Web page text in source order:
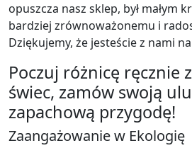
opuszcza nasz sklep, był małym
bardziej zrównoważonemu i
Dziękujemy, że jesteście z nami
Poczuj różnicę ręcznie
świec, zamów swoją
zapachową przygodę!
Zaangażowanie w Ekologię